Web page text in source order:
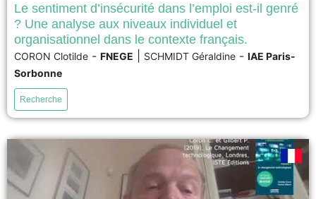
Les femmes et les hommes sont-ils égaux face à l’insécurité dans l’emploi
? Des données objectives montrent que les femmes sont dans des
situations professionnelles plus précaires, mais les conclusions des études
sont contradictoires sur l’effet du genre sur le sentiment d’insécurité dans
voir
Le sentiment d’insécurité dans l’emploi est-il genré
? Une analyse aux niveaux individuel et
organisationnel dans le contexte français.
CORON Clotilde - FNEGE SCHMIDT Géraldine - IAE Paris-
Sorbonne
Recherche